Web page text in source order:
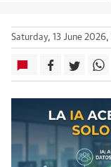
Saturday, 13 June 2026,